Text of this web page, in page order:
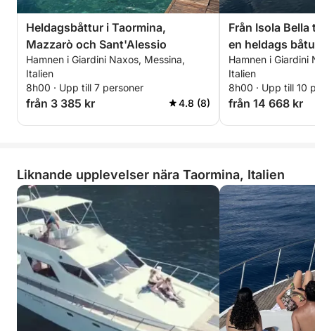
Heldagsbåttur i Taormina,
Mazzarò och Sant'Alessio
Hamnen i Giardini Naxos, Messina,
Italien
8h00 · Upp till 7 personer
från 3 385 kr 4.8 (8)
Från Isola
en heldags
Hamnen i Giardini
Italien
8h00 · Upp till 10
från 14 668 kr
Liknande upplevelser nära Taormina, Italien